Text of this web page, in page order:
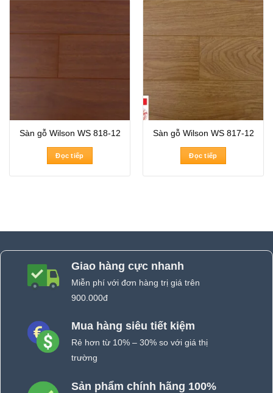
Sàn gỗ Wilson WS 818-12
Đọc tiếp
Sàn gỗ Wilson WS 817-12
Đọc tiếp
Giao hàng cực nhanh
Miễn phí với đơn hàng trị giá trên
900.000đ
Mua hàng siêu tiết kiệm
Rẻ hơn từ 10% – 30% so với giá thị
trường
Sản phẩm chính hãng 100%